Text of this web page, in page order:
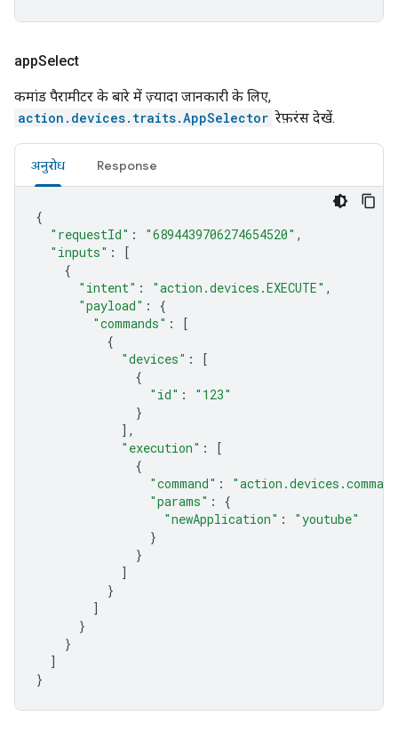
appSelect
कमांड पैरामीटर के बारे में ज़्यादा जानकारी के लिए,
action.devices.traits.AppSelector रेफ़रंस देखें.
अनुरोध Response
{
"requestId" : "6894439706274654520" ,
"inputs" :
[
{
"intent" : "action.devices.EXECUTE" ,
"payload" :
{
"commands" :
[
{
"devices" :
[
{
"id" :
"123"
}
],
"execution" :
[
{
"command" :
"params" :
{
"newApplication" :
"youtube"
}
}
]
}
]
}
}
]
}